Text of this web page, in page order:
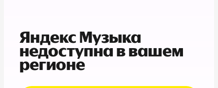
Яндекс Музыка
недоступна в вашем
регионе